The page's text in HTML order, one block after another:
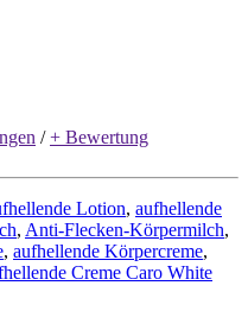
/+ Bewertung
Lotion, aufhellende
, Anti-Flecken-Körpermilch,
, aufhellende Körpercreme,
Creme Caro White